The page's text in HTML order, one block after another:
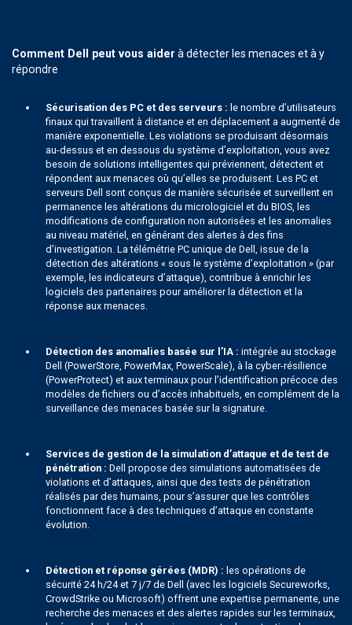
Comment Dell peut vous aider à détecter les menaces et à y
répondre
Sécurisation des PC et des serveurs : le nombre d’utilisateurs
finaux qui travaillent à distance et en déplacement a augmenté de
manière exponentielle. Les violations se produisant désormais
au-dessus et en dessous du système d’exploitation, vous avez
besoin de solutions intelligentes qui préviennent, détectent et
répondent aux menaces où qu’elles se produisent. Les PC et
serveurs Dell sont conçus de manière sécurisée et surveillent en
permanence les altérations du micrologiciel et du BIOS, les
modifications de configuration non autorisées et les anomalies
au niveau matériel, en générant des alertes à des fins
d’investigation. La télémétrie PC unique de Dell, issue de la
détection des altérations « sous le système d’exploitation » (par
exemple, les indicateurs d’attaque), contribue à enrichir les
logiciels des partenaires pour améliorer la détection et la
réponse aux menaces.
Détection des anomalies basée sur l’IA : intégrée au stockage
Dell (PowerStore, PowerMax, PowerScale), à la cyber-résilience
(PowerProtect) et aux terminaux pour l’identification précoce des
modèles de fichiers ou d’accès inhabituels, en complément de la
surveillance des menaces basée sur la signature.
Services de gestion de la simulation d’attaque et de test de
pénétration : Dell propose des simulations automatisées de
violations et d’attaques, ainsi que des tests de pénétration
réalisés par des humains, pour s’assurer que les contrôles
fonctionnent face à des techniques d’attaque en constante
évolution.
Détection et réponse gérées (MDR) : les opérations de
sécurité 24 h/24 et 7 j/7 de Dell (avec les logiciels Secureworks,
CrowdStrike ou Microsoft) offrent une expertise permanente, une
recherche des menaces et des alertes rapides sur les terminaux,